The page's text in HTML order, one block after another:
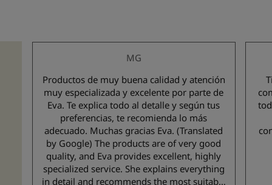
MG
Productos de muy buena calidad y atención
muy especializada y excelente por parte de
Eva. Te explica todo al detalle y según tus
preferencias, te recomienda lo más
adecuado. Muchas gracias Eva. (Translated
by Google) The products are of very good
quality, and Eva provides excellent, highly
specialized service. She explains everything
in detail and recommends the most suitable
todo